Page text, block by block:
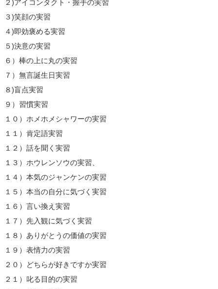
２)アイコンタクト・握手の実習
３)笑顔の実習
４)即効褒める実習
５)決意の実習
６）棒の上に丸の実習
７）無言誕生日実習
８)盲点実習
９）習慣実習
１０）ホメホメシャワーの実習
１１）肯定語実習
１２）話を聞く実習
１３）ホウレンソウの実習、
１４）本気のジャンケンの実習
１５）本当の自分に気づく実習
１６）言い換え実習
１７）先入観に気づく実習
１８）ありがとうの価値の実習
１９）表情力の実習
２０）どちらが好きですか実習
２１）叱る目的の実習